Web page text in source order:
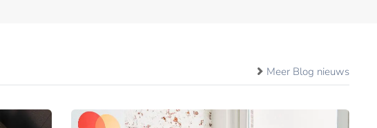
Meer Blog nieuws